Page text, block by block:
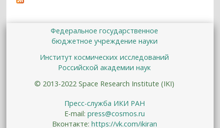
Федеральное государственное
бюджетное учреждение науки
Институт космических исследований
Российской академии наук
© 2013-2022 Space Research Institute (IKI)
Пресс-служба ИКИ РАН
E-mail: press@cosmos.ru
Вконтакте: https://vk.com/ikiran